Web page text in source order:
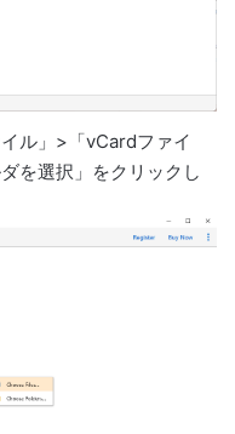
ル」>「vCardファイ
を選択」をクリックし